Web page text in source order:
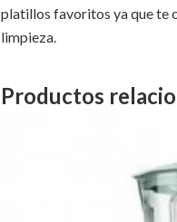
platillos favoritos ya que te
limpieza.
Productos